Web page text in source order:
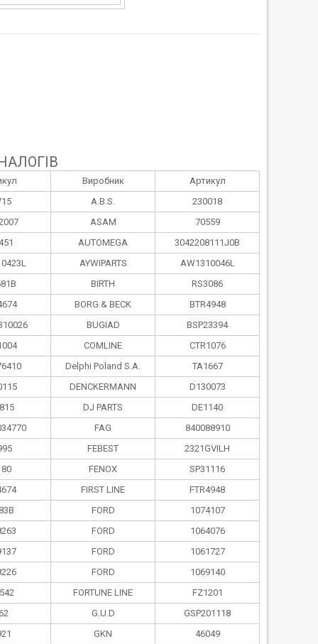
Виробник
Артикул
A.B.S.
230018
ASAM
70559
AUTOMEGA
3042208111J0B
AYWIPARTS
AW1310046L
BIRTH
RS3086
BORG & BECK
BTR4948
BUGIAD
BSP23394
COMLINE
CTR1076
Delphi Poland S.А.
TA1667
DENCKERMANN
D130073
DJ PARTS
DE1140
FAG
840088910
FEBEST
2321GVILH
FENOX
SP31116
FIRST LINE
FTR4948
FORD
1074107
FORD
1064076
FORD
1061727
FORD
1069140
FORTUNE LINE
FZ1201
G.U.D
GSP201118
GKN
46049